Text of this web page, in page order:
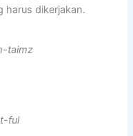
harus dikerjakan.
taimz
ful